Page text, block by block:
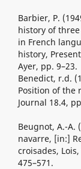
Barbier, P.
history of
in French
history,
Ayer, pp. 9–23.
Benedict, r.d.
Position of the
Journal 18.4,
Beugnot, A.-A.
navarre, [in:]
croisades,
475–571.